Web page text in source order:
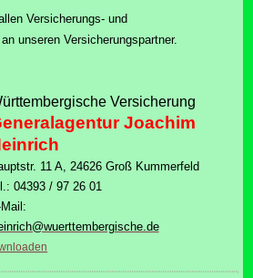
Versicherungs- und
unseren Versicherungspartner.
Versicherung
Joachim
11 A, 24626 Groß Kummerfeld
97 26 01